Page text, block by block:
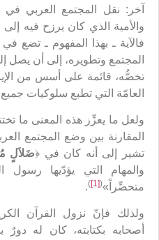
آخر: نقل المجتمع العربي
والأمية الذي كان يرزح فيه
فالآية ـ بهذا المفهوم ـ تضع
المجتمع وتطويره، إلى أن يصل
تخصُّه، قائمة على أسس من
العامّة التي تطبع سلوكيات جميع
ولعل ما يعزِّز هذه المعنى ما
المقارنة بين وضع المجتمع
تشير إلى أنه كان في ﴿ضَلاَلٍ
والمهام التي يؤدّيها رسول
متحضِّراً»(
[1]
)
.
ولذلك فإنّ نزول القرآن
أصحابه بكتابته، كان له